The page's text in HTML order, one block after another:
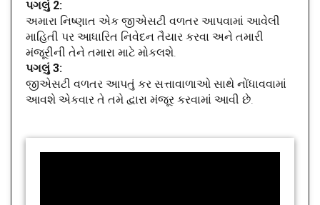
પગલું 2:
અમારા નિષ્ણાત એક જીએસટી વળતર આપવામાં આવેલી
માહિતી પર આધારિત નિવેદન તૈયાર કરવા અને તમારી
મંજૂરીની તેને તમારા માટે મોકલશે.
પગલું 3:
જીએસટી વળતર આપતું કર સત્તાવાળાઓ સાથે નોંધાવવામાં
આવશે એકવાર તે તમે દ્વારા મંજૂર કરવામાં આવી છે.